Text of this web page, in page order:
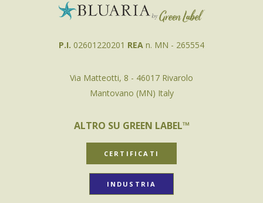
P.I. 02601220201 REA n. MN - 265554
Via Matteotti, 8 - 46017 Rivarolo
Mantovano (MN) Italy
ALTRO SU GREEN LABEL™
CERTIFICATI
INDUSTRIA